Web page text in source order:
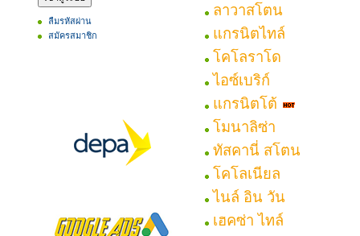
ลืมรหัสผ่าน
สมัครสมาชิก
ลาวาสโตน
แกรนิตไทล์
โคโลราโด
ไอซ์เบริก์
แกรนิตโต้
โมนาลิซ่า
ทัสคานี่ สโตน
โคโลเนียล
ไนล์ อิน วัน
เฮคซ่า ไทล์